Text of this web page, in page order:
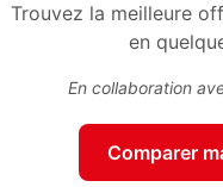
Trouvez la meilleure
en
En collaboration
Comparer